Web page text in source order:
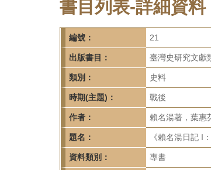
研
究
所-
首
頁
書目列表-詳細資料
編號： 21
出版書目： 臺灣史研究文獻
類別： 史料
時期(主題)： 戰後
作者： 賴名湯著，葉惠
題名： 《賴名湯日記 I
資料類別： 專書